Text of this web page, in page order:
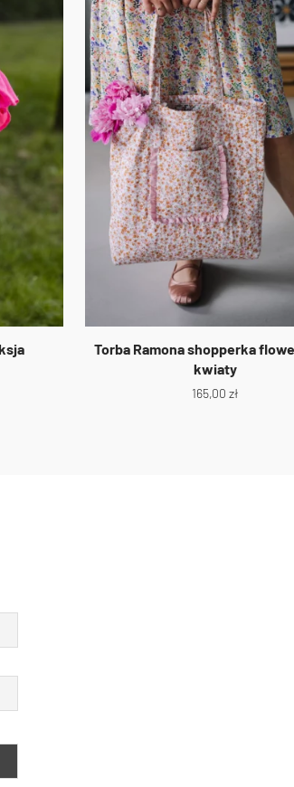
Torba Ramona shopperka
kwiaty
165,00 zł